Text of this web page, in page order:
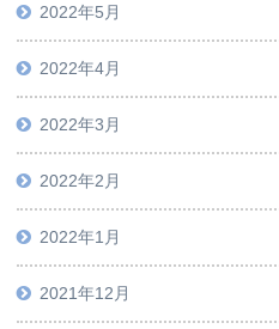
2022年5月
2022年4月
2022年3月
2022年2月
2022年1月
2021年12月